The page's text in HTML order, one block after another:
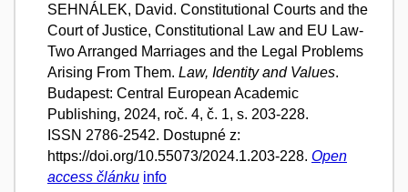
SEHNÁLEK, David. Constitutional Courts and the
Court of Justice, Constitutional Law and EU Law-
Two Arranged Marriages and the Legal Problems
Arising From Them. Law, Identity and Values.
Budapest: Central European Academic
Publishing, 2024, roč. 4, č. 1, s. 203-228.
ISSN 2786-2542. Dostupné z:
https://doi.org/10.55073/2024.1.203-228. Open
access článku info